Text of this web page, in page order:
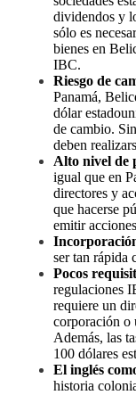
dividendos y
sólo es
bienes en
IBC.
Riesgo de
Panamá,
dólar
de cambio.
deben
Alto nivel de
igual que en
directores y
que hacerse
emitir
ser tan rápida
Pocos
regulaciones
requiere un
corporación o
Además, las
100 dólares
El inglés
historia